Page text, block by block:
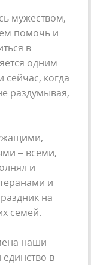
мужеством,
помочь и
в
одним
сейчас, когда
раздумывая,
– всеми,
и
и
на
семей.
наши
в